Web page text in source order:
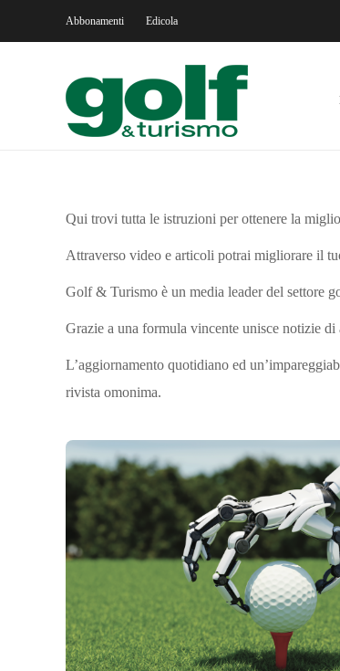
Abbonamenti Edicola
Qui trovi tutta le istruzioni per ottenere la
Attraverso video e articoli potrai migliorare il
Golf & Turismo è un media leader del settore
Grazie a una formula vincente unisce notizie
L’aggiornamento quotidiano ed
rivista omonima.